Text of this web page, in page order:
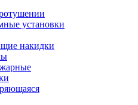
установки
накидки